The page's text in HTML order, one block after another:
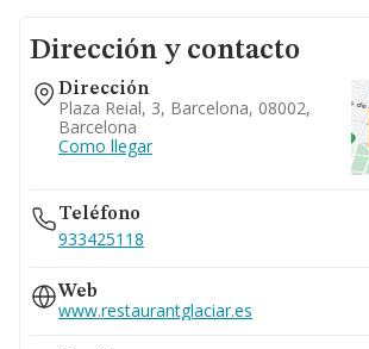
Dirección y contacto
Dirección
Plaza Reial, 3, Barcelona, 08002,
Barcelona
Como llegar
Teléfono
933425118
Web
www.restaurantglaciar.es